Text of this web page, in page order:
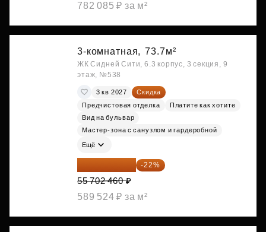
782 085 ₽ за м²
3-комнатная, 73.7м²
ЖК Сидней Сити, 6.3 корпус, 3 секция, 9
этаж, №538
3 кв 2027
Скидка
Предчистовая отделка
Платите как хотите
Вид на бульвар
Мастер-зона с санузлом и гардеробной
Ещё
43 447 919 ₽ -22%
55 702 460 ₽
589 524 ₽ за м²